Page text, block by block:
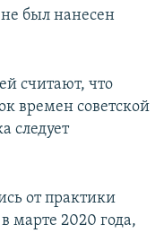
был нанесен
считают, что
времен советской
следует
от практики
марте 2020 года,